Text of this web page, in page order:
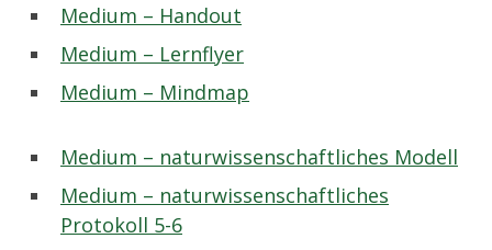
Medium – Handout
Medium – Lernflyer
Medium – Mindmap
Medium – naturwissenschaftliches Modell
Medium – naturwissenschaftliches
Protokoll 5-6